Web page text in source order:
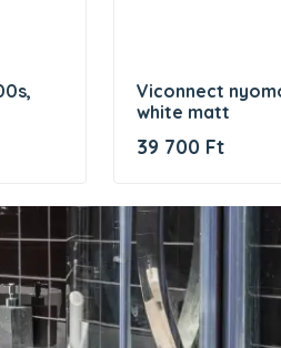
viconnect nyomólap 300s,
white matt
39 700 Ft